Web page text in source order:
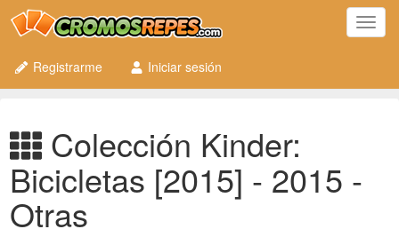
Registrarme
Iniciar sesión
Colección Kinder:
Bicicletas [2015] - 2015 -
Otras